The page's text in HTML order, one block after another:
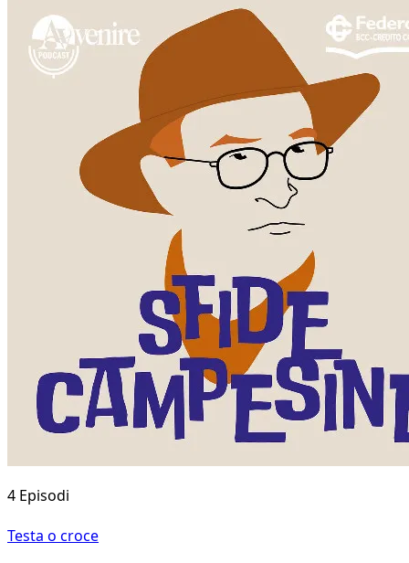
4 Episodi
Testa o croce